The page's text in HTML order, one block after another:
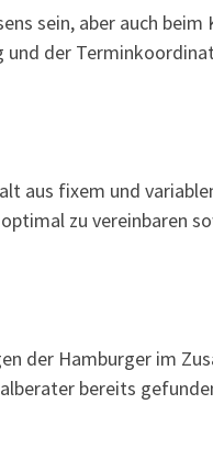
sein, aber auch beim
der
aus fixem und
zu vereinbaren
der Hamburger im
bereits